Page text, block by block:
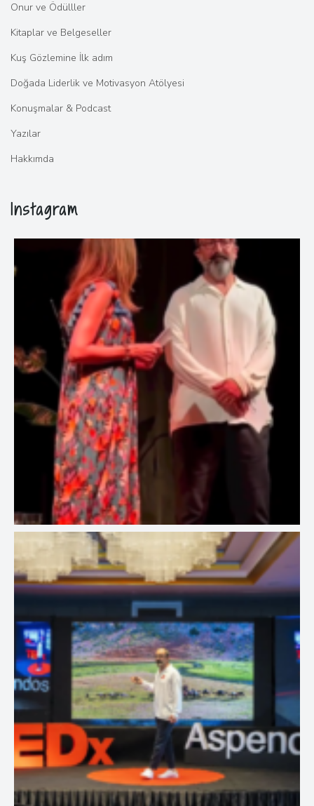
Onur ve Ödülller
Kitaplar ve Belgeseller
Kuş Gözlemine İlk adım
Doğada Liderlik ve Motivasyon Atölyesi
Konuşmalar & Podcast
Yazılar
Hakkımda
Instagram